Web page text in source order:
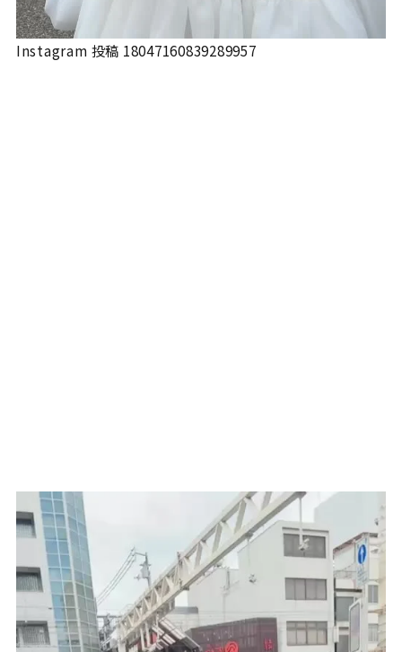
Instagram 投稿 18047160839289957